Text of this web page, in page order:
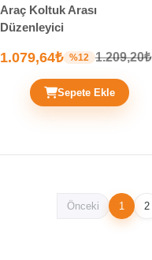
Araç Koltuk Arası
Düzenleyici
1.079,64₺ %12 1.209,20₺
Sepete Ekle
Önceki 1 2